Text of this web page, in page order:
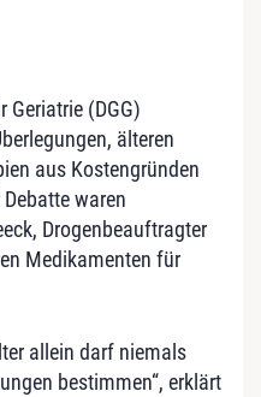
Geriatrie (DGG)
älteren
aus Kostengründen
waren
Drogenbeauftragter
Medikamenten für
allein darf niemals
bestimmen“, erklärt